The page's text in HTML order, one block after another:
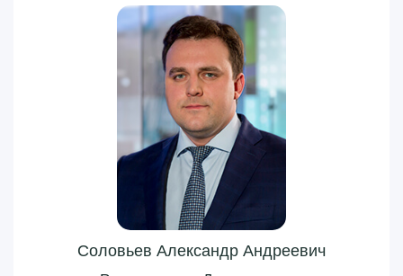
Соловьев Александр Андреевич